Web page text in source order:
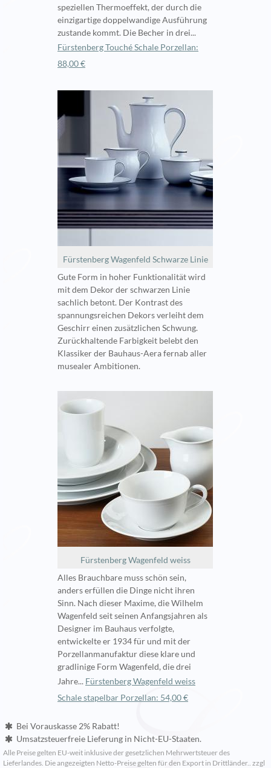
speziellen Thermoeffekt, der durch die
einzigartige doppelwandige Ausführung
zustande kommt. Die Becher in drei...
Fürstenberg Touché Schale Porzellan:
88,00 €
Fürstenberg Wagenfeld Schwarze Linie
Gute Form in hoher Funktionalität wird
mit dem Dekor der schwarzen Linie
sachlich betont. Der Kontrast des
spannungsreichen Dekors verleiht dem
Geschirr einen zusätzlichen Schwung.
Zurückhaltende Farbigkeit belebt den
Klassiker der Bauhaus-Aera fernab aller
musealer Ambitionen.
Fürstenberg Wagenfeld weiss
Alles Brauchbare muss schön sein,
anders erfüllen die Dinge nicht ihren
Sinn. Nach dieser Maxime, die Wilhelm
Wagenfeld seit seinen Anfangsjahren als
Designer im Bauhaus verfolgte,
entwickelte er 1934 für und mit der
Porzellanmanufaktur diese klare und
gradlinige Form Wagenfeld, die drei
Jahre... Fürstenberg Wagenfeld weiss
Schale stapelbar Porzellan: 54,00 €
Bei Vorauskasse 2% Rabatt!
Umsatzsteuerfreie Lieferung in Nicht-EU-Staaten.
Alle Preise gelten EU-weit inklusive der gesetzlichen Mehrwertsteuer des
Lieferlandes. Die angezeigten Netto-Preise gelten für den Export in Drittländer.. zzgl